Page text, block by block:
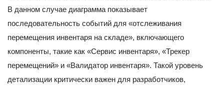
В данном случае диаграмма показывает
последовательность событий для «отслеживания
перемещения инвентаря на складе», включающего
компоненты, такие как «Сервис инвентаря», «Трекер
перемещений» и «Валидатор инвентаря». Такой уровень
детализации критически важен для разработчиков,